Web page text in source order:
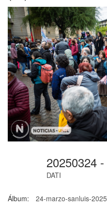
DATI
Álbum: 24-marzo-sanluis-2025